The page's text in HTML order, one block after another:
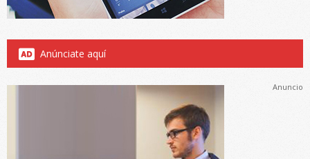
Anúnciate aquí
Anuncio